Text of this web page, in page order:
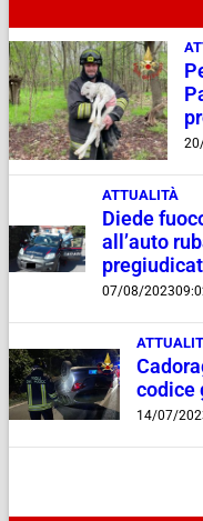
ATTUALITÀ
Diede
all’auto
07/08/2023
codice
14/07/